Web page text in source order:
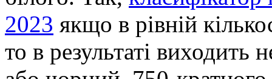
2023 якщо в рівній
то в результаті виходить